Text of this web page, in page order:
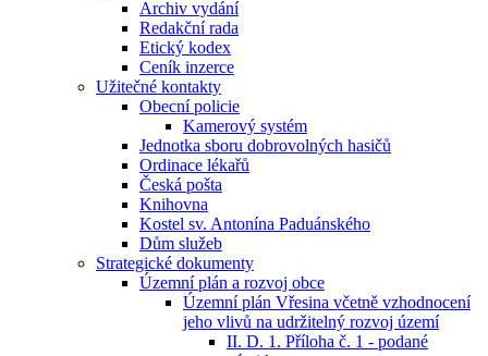
Archiv vydání
Redakční rada
Etický kodex
Ceník inzerce
Užitečné kontakty
Obecní policie
Kamerový systém
Jednotka sboru dobrovolných hasičů
Ordinace lékařů
Česká pošta
Knihovna
Kostel sv. Antonína Paduánského
Dům služeb
Strategické dokumenty
Územní plán a rozvoj obce
Územní plán Vřesina včetně vzhodnocení
jeho vlivů na udržitelný rozvoj území
II. D. 1. Příloha č. 1 - podané